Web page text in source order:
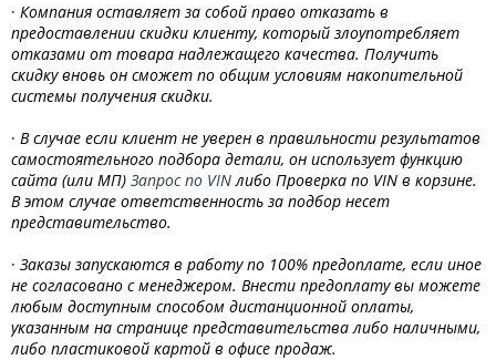
· Компания оставляет за собой право отказать в
предоставлении скидки клиенту, который злоупотребляет
отказами от товара надлежащего качества. Получить
скидку вновь он сможет по общим условиям накопительной
системы получения скидки.
· В случае если клиент не уверен в правильности результатов
самостоятельного подбора детали, он использует функцию
сайта (или МП) Запрос по VINлибо Проверка по VIN в корзине.
В этом случае ответственность за подбор несет
представительство.
· Заказы запускаются в работу по 100% предоплате, если иное
не согласовано с менеджером. Внести предоплату вы можете
любым доступным способом дистанционной оплаты,
указанным на странице представительства либо наличными,
либо пластиковой картой в офисе продаж.